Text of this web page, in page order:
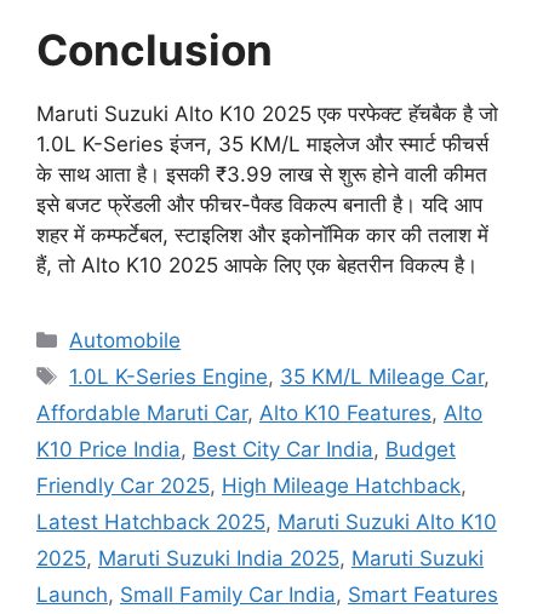
Conclusion
Maruti Suzuki Alto K10 2025 एक परफेक्ट हॅचबैक है जो
1.0L K-Series इंजन, 35 KM/L माइलेज और स्मार्ट फीचर्स
के साथ आता है। इसकी ₹3.99 लाख से शुरू होने वाली कीमत
इसे बजट फ्रेंडली और फीचर-पैक्ड विकल्प बनाती है। यदि आप
शहर में कम्फर्टेबल, स्टाइलिश और इकोनॉमिक कार की तलाश में
हैं, तो Alto K10 2025 आपके लिए एक बेहतरीन विकल्प है।
Categories
Automobile
Tags
1.0L K-Series Engine, 35 KM/L Mileage Car,
Affordable Maruti Car, Alto K10 Features, Alto
K10 Price India, Best City Car India, Budget
Friendly Car 2025, High Mileage Hatchback,
Latest Hatchback 2025, Maruti Suzuki Alto K10
2025, Maruti Suzuki India 2025, Maruti Suzuki
Launch, Small Family Car India, Smart Features